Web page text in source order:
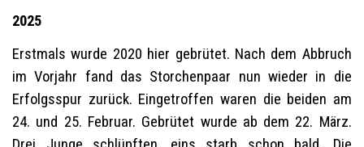
2025
Erstmals wurde 2020 hier gebrütet. Nach dem Abbruch
im Vorjahr fand das Storchenpaar nun wieder in die
Erfolgsspur zurück. Eingetroffen waren die beiden am
24. und 25. Februar. Gebrütet wurde ab dem 22. März.